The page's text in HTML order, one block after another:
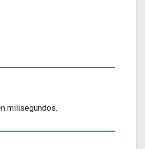
milisegundos.